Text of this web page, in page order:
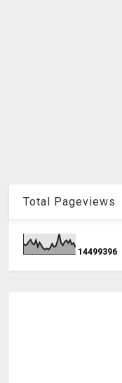
Total Pageviews
14499396